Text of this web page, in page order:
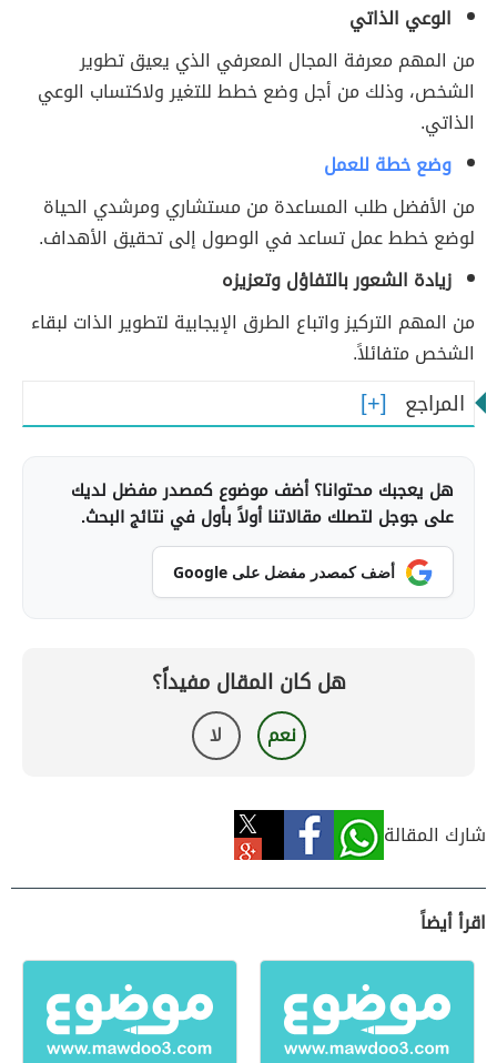
الوعي الذاتي
من المهم معرفة المجال المعرفي الذي يعيق تطوير
الشخص، وذلك من أجل وضع خطط للتغير ولاكتساب الوعي
الذاتي.
وضع خطة للعمل
من الأفضل طلب المساعدة من مستشاري ومرشدي الحياة
لوضع خطط عمل تساعد في الوصول إلى تحقيق الأهداف.
زيادة الشعور بالتفاؤل وتعزيزه
من المهم التركيز واتباع الطرق الإيجابية لتطوير الذات لبقاء
الشخص متفائلاً.
المراجع
هل يعجبك محتوانا؟ أضف موضوع كمصدر مفضل لديك
على جوجل لتصلك مقالاتنا أولاً بأول في نتائج البحث.
أضف كمصدر مفضل على Google
هل كان المقال مفيداً؟
نعم لا
شارك المقالة
اقرأ أيضاً